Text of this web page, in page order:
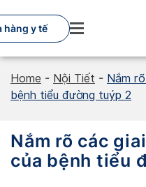
to
content
hàng y tế
Home - Nội Tiết - Nắm
bệnh tiểu đường tuýp 2
Nắm rõ các
của bệnh tiểu